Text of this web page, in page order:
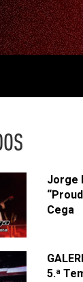
Jorge
Cega
5.ª